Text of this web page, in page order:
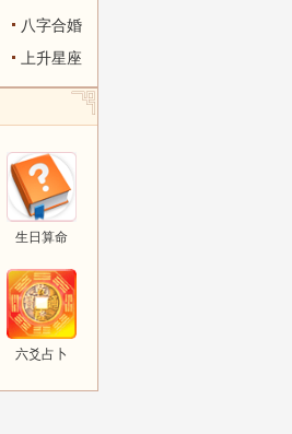
八字合婚
上升星座
生日算命
六爻占卜